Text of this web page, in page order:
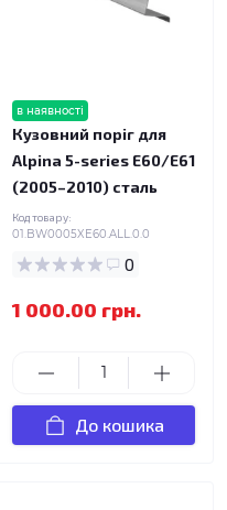
в наявності
Кузовний поріг для
Alpina 5-series E60/E61
(2005–2010) сталь
Код товару:
01.BW0005XE60.ALL.0.0
0
1 000.00 грн.
До кошика